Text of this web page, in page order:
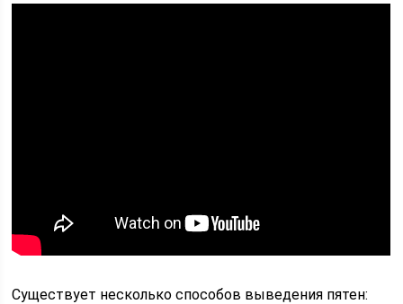
Существует несколько способов выведения пятен: